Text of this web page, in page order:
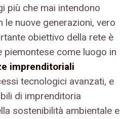
più che mai intendono
nuove generazioni, vero
obiettivo della rete è
come luogo in
imprenditoriali
tecnologici avanzati, e
di imprenditoria
sostenibilità ambientale e